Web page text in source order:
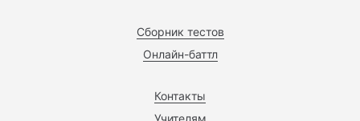
Сборник тестов
Онлайн-баттл
Контакты
Учителям